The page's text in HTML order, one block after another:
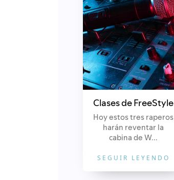
Clases de FreeStyle
Hoy estos tres raperos
harán reventar la
cabina de W...
SEGUIR LEYENDO